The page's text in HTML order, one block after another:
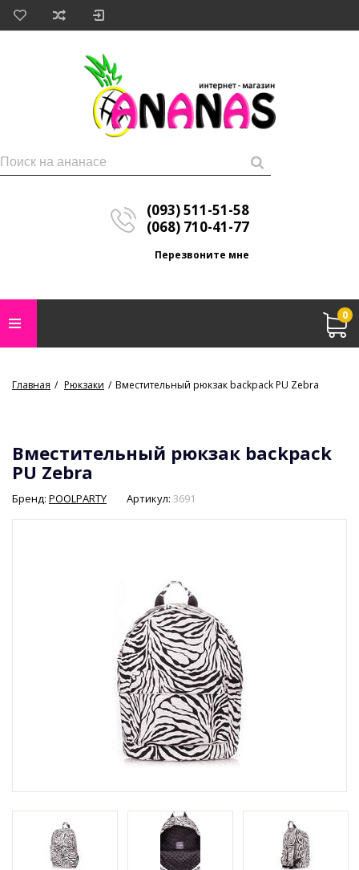
(093) 511-51-58
(068) 710-41-77
Перезвоните мне
0
Главная Рюкзаки Вместительный рюкзак backpack PU Zebra
Вместительный рюкзак backpack
PU Zebra
Бренд: POOLPARTY Артикул: 3691